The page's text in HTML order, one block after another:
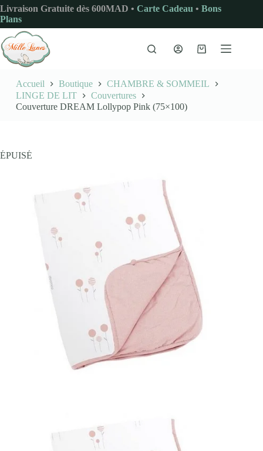
Passer
au
contenu
Livraison Gratuite dès 600MAD • Carte Cadeau • Bons
Plans
Panier
Accueil Boutique
CHAMBRE & SOMMEIL
LINGE DE LIT
Couvertures
Couverture DREAM Lollypop Pink (75×100)
ÉPUISÉ